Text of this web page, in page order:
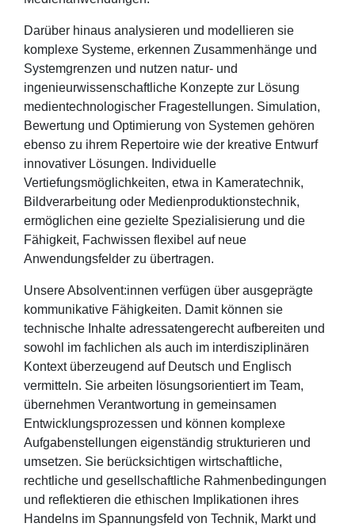
Darüber hinaus analysieren und modellieren sie
komplexe Systeme, erkennen Zusammenhänge und
Systemgrenzen und nutzen natur- und
ingenieurwissenschaftliche Konzepte zur Lösung
medientechnologischer Fragestellungen. Simulation,
Bewertung und Optimierung von Systemen gehören
ebenso zu ihrem Repertoire wie der kreative Entwurf
innovativer Lösungen. Individuelle
Vertiefungsmöglichkeiten, etwa in Kameratechnik,
Bildverarbeitung oder Medienproduktionstechnik,
ermöglichen eine gezielte Spezialisierung und die
Fähigkeit, Fachwissen flexibel auf neue
Anwendungsfelder zu übertragen.
Unsere Absolvent:innen verfügen über ausgeprägte
kommunikative Fähigkeiten. Damit können sie
technische Inhalte adressatengerecht aufbereiten und
sowohl im fachlichen als auch im interdisziplinären
Kontext überzeugend auf Deutsch und Englisch
vermitteln. Sie arbeiten lösungsorientiert im Team,
übernehmen Verantwortung in gemeinsamen
Entwicklungsprozessen und können komplexe
Aufgabenstellungen eigenständig strukturieren und
umsetzen. Sie berücksichtigen wirtschaftliche,
rechtliche und gesellschaftliche Rahmenbedingungen
und reflektieren die ethischen Implikationen ihres
Handelns im Spannungsfeld von Technik, Markt und